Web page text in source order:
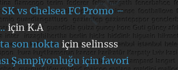
vs Chelsea FC Promo –
içinK.A
son nokta içinselinsss
Şampiyonluğu için favori